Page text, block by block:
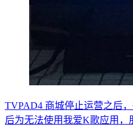
TVPAD4 商城停止运营之后
后为无法使用我爱K歌应用，